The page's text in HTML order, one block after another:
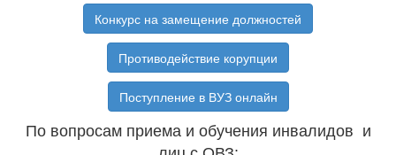
Конкурс на замещение должностей
Противодействие корупции
Поступление в ВУЗ онлайн
По вопросам приема и обучения инвалидов и